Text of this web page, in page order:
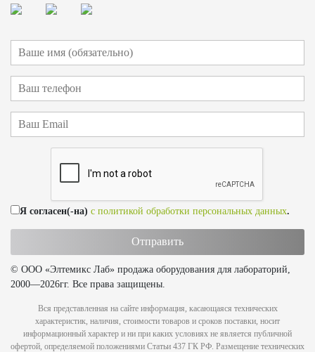
Я согласен(-на) с политикой обработки персональных данных.
© ООО «Элтемикс Лаб» продажа оборудования для лабораторий,
2000—2026гг. Все права защищены.
Вся представленная на сайте информация, касающаяся технических
характеристик, наличия, стоимости товаров и сроков поставки, носит
информационный характер и ни при каких условиях не является публичной
офертой, определяемой положениями Статьи 437 ГК РФ. Размещение технических